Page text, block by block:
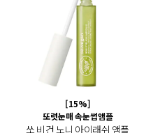
[15%]
또렷눈매 속눈썹앰플
쏘 비건 노니 아이래쉬 앰플